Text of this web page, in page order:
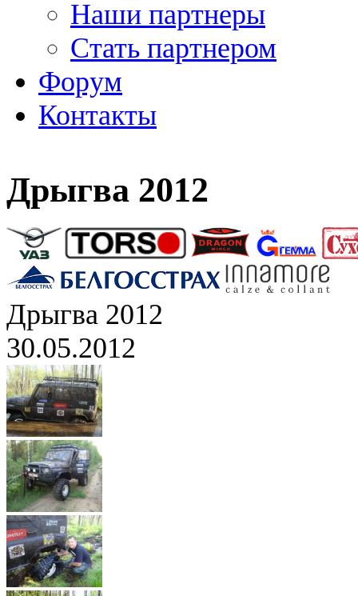
Наши партнеры
Стать партнером
Форум
Контакты
Дрыгва 2012
Дрыгва 2012
30.05.2012